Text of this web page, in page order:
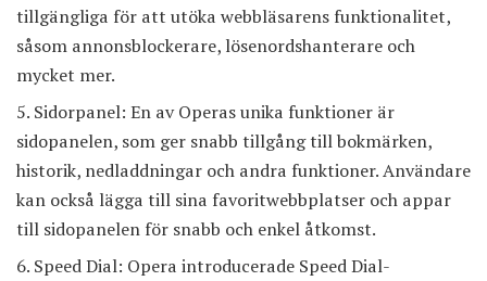
tillgängliga för att utöka webbläsarens funktionalitet,
såsom annonsblockerare, lösenordshanterare och
mycket mer.
Sidorpanel: En av Operas unika funktioner är
sidopanelen, som ger snabb tillgång till bokmärken,
historik, nedladdningar och andra funktioner. Användare
kan också lägga till sina favoritwebbplatser och appar
till sidopanelen för snabb och enkel åtkomst.
Speed Dial: Opera introducerade Speed Dial-